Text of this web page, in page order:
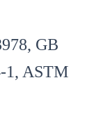
GB
1, ASTM